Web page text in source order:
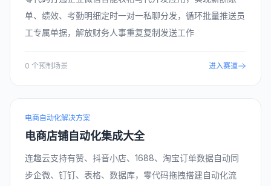
单、绩效、考勤明细定时一对一私聊分发，循环批量推送员
工专属单据，解放财务人事重复复制发送工作
0 个预制场景 进入赛道
电商自动化解决方案
电商店铺自动化集成大全
连趣云支持有赞、抖音小店、1688、淘宝订单数据自动同
步企微、钉钉、表格、数据库，零代码拖拽搭建自动化流